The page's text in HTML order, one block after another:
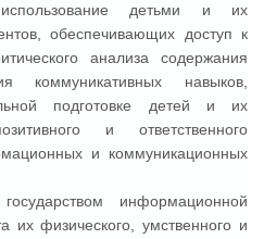
детьми и их
обеспечивающих доступ к
анализа содержания
коммуникативных навыков,
подготовке детей и их
и ответственного
и коммуникационных
информационной
их физического, умственного и